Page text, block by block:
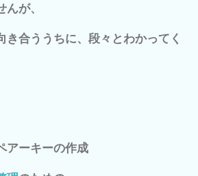
が、
き合ううちに、段々とわかってく
ーキーの作成